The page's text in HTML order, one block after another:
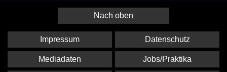
Nach oben
Impressum Datenschutz
Mediadaten Jobs/Praktika